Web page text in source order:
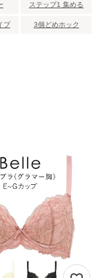
ステップ1 集める
プ 3個どめホック